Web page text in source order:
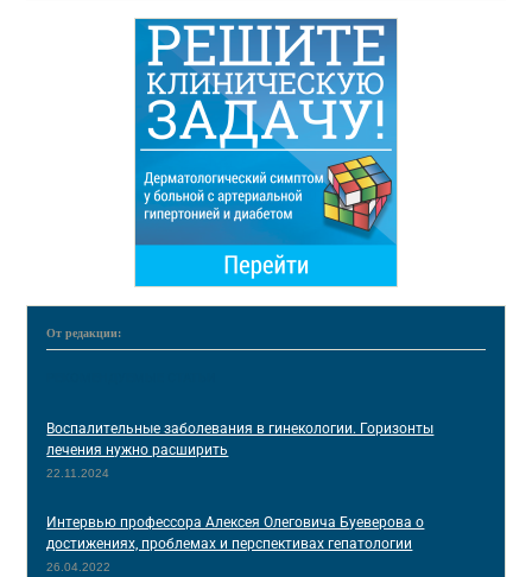
От редакции:
Воспалительные заболевания в гинекологии. Горизонты
лечения нужно расширить
22.11.2024
Интервью профессора Алексея Олеговича Буеверова о
достижениях, проблемах и перспективах гепатологии
26.04.2022